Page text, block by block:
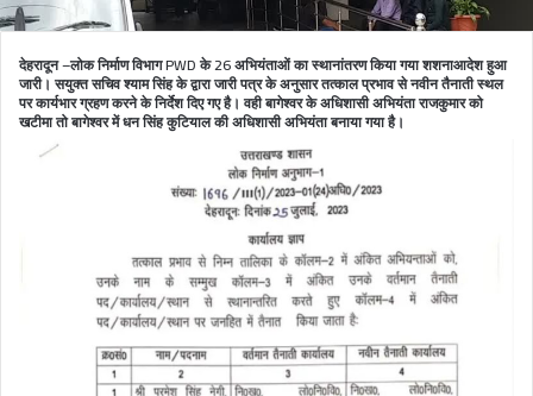
देहरादून –लोक निर्माण विभाग PWD के 26 अभियंताओं का स्थानांतरण किया गया शशनाआदेश हुआ
जारी। सयुक्त सचिव श्याम सिंह के द्वारा जारी पत्र के अनुसार तत्काल प्रभाव से नवीन तैनाती स्थल
पर कार्यभार ग्रहण करने के निर्देश दिए गए है। वही बागेश्वर के अधिशासी अभियंता राजकुमार को
खटीमा तो बागेश्वर में धन सिंह कुटियाल की अधिशासी अभियंता बनाया गया है।